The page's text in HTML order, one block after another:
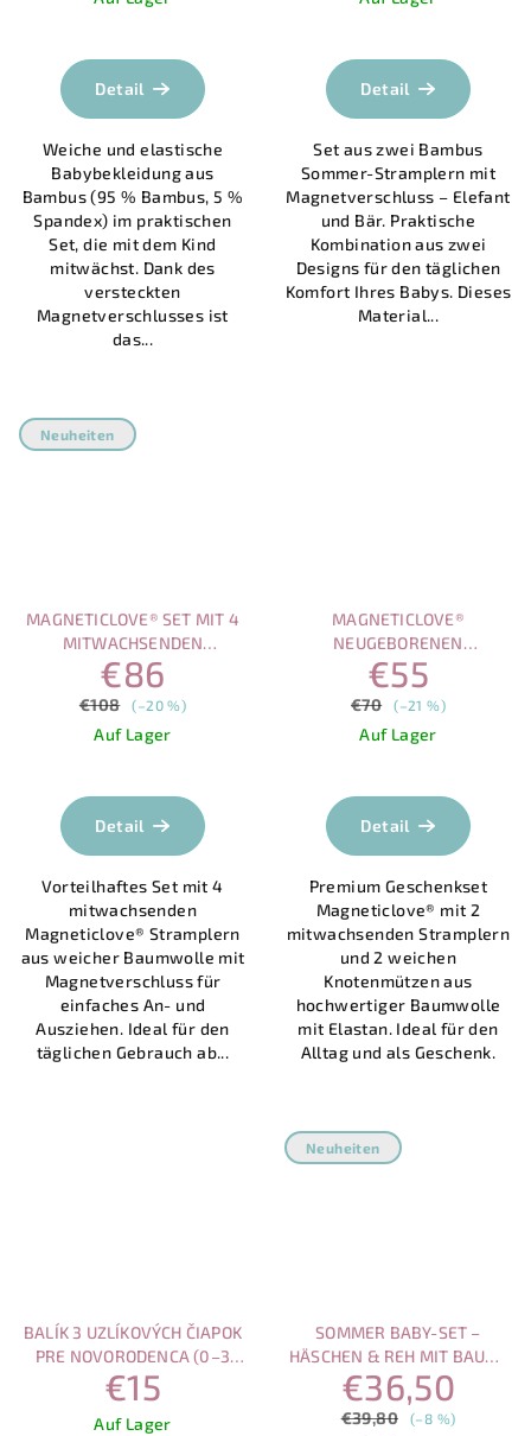
Detail
Weiche und elastische
Babybekleidung aus
Bambus (95 % Bambus, 5 %
Spandex) im praktischen
Set, die mit dem Kind
mitwächst. Dank des
versteckten
Magnetverschlusses ist
das...
Detail
Set aus zwei Bambus
Sommer-Stramplern mit
Magnetverschluss – Elefant
und Bär. Praktische
Kombination aus zwei
Designs für den täglichen
Komfort Ihres Babys. Dieses
Material...
Neuheiten
MAGNETICLOVE® SET MIT 4
MITWACHSENDEN
STRAMPLERN MIT
MAGNETVERSCHLUSS
€86
€108 (–20 %)
Auf Lager
durchschnittliche
Produktbewertung
von
5
Sternen.
Detail
Vorteilhaftes Set mit 4
mitwachsenden
Magneticlove® Stramplern
aus weicher Baumwolle mit
Magnetverschluss für
einfaches An- und
Ausziehen. Ideal für den
täglichen Gebrauch ab...
MAGNETICLOVE®
NEUGEBORENEN
GESCHENKSET (0–3
MONATE) | 2 MITWACHSENDE
STRAMPLER UND 2
KNOTENMÜTZEN
€55
€70 (–21 %)
Auf Lager
Detail
Premium Geschenkset
Magneticlove® mit 2
mitwachsenden Stramplern
und 2 weichen
Knotenmützen aus
hochwertiger Baumwolle
mit Elastan. Ideal für den
Alltag und als Geschenk.
BALÍK 3 UZLÍKOVÝCH ČIAPOK
PRE NOVORODENCA (0–3
MESIACE)
€15
Auf Lager
Neuheiten
SOMMER BABY-SET –
HÄSCHEN & REH MIT BAUM |
MIT MAGNETVERSCHLUSS
€36,50
€39,80 (–8 %)